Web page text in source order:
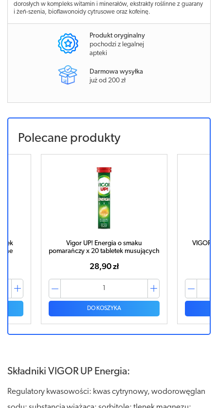
dorosłych w kompleks witamin i minerałów, ekstrakty roślinne z guarany
i żeń-szenia, bioflawonoidy cytrusowe oraz kofeinę.
Produkt oryginalny
pochodzi z legalnej
apteki
Darmowa wysyłka
już od 200 zł
Polecane produkty
Vigor UP! Energia o smaku
pomarańczy x 20 tabletek musujących
28,90 zł
DO KOSZYKA
VIGOR
Składniki VIGOR UP Energia:
Regulatory kwasowości: kwas cytrynowy, wodorowęglan